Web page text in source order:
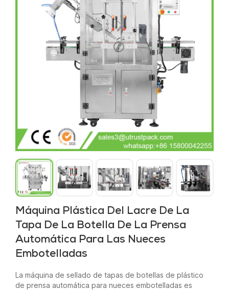
Máquina Plástica Del Lacre De La
Tapa De La Botella De La Prensa
Automática Para Las Nueces
Embotelladas
La máquina de sellado de tapas de botellas de plástico
de prensa automática para nueces embotelladas es